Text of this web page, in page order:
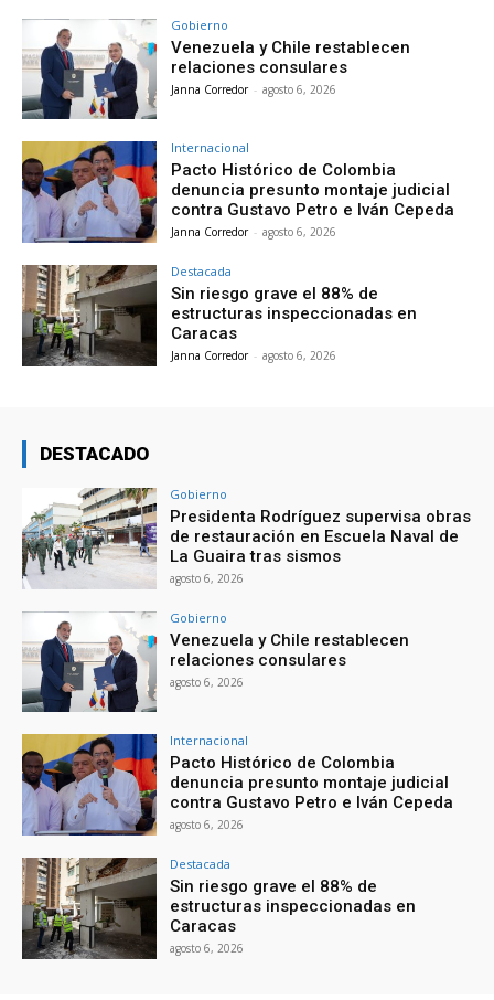
Gobierno
Venezuela y Chile restablecen
relaciones consulares
Janna Corredor - agosto 6, 2026
Internacional
Pacto Histórico de Colombia
denuncia presunto montaje judicial
contra Gustavo Petro e Iván Cepeda
Janna Corredor - agosto 6, 2026
Destacada
Sin riesgo grave el 88% de
estructuras inspeccionadas en
Caracas
Janna Corredor - agosto 6, 2026
DESTACADO
Gobierno
Presidenta Rodríguez supervisa obras
de restauración en Escuela Naval de
La Guaira tras sismos
agosto 6, 2026
Gobierno
Venezuela y Chile restablecen
relaciones consulares
agosto 6, 2026
Internacional
Pacto Histórico de Colombia
denuncia presunto montaje judicial
contra Gustavo Petro e Iván Cepeda
agosto 6, 2026
Destacada
Sin riesgo grave el 88% de
estructuras inspeccionadas en
Caracas
agosto 6, 2026